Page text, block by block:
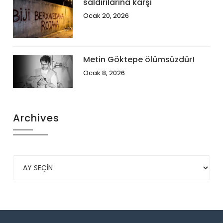
Ocak 20, 2026
Metin Göktepe ölümsüzdür!
Ocak 8, 2026
Archives